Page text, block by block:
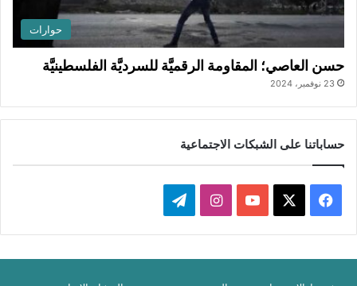
حوارات
حسن العاصي؛ المقاومة الرقميَّة للسرديَّة الفلسطينيَّة
23 نوفمبر، 2024
حساباتنا على الشبكات الاجتماعية
فيسبوك ‫YouTubeانستقرامتيلقرام